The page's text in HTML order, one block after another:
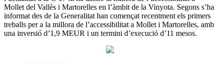
Mollet del Vallès i Martorelles en l’àmbit de la Vinyota. Segons s’ha
informat des de la Generalitat han començat recentment els primers
treballs per a la millora de l’accessibilitat a Mollet i Martorelles, amb
una inversió d’1,9 MEUR i un termini d’execució d’11 mesos.